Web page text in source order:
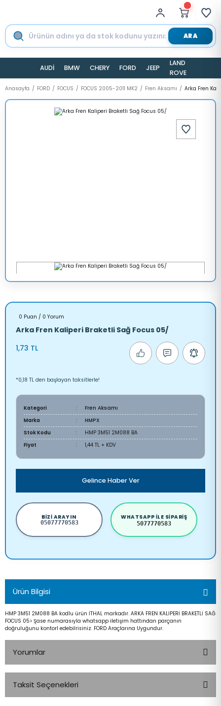
ARA
AUDİ BMW CHERY FORD JEEP
LAND
ROVER
Anasayfa FORD FOCUS FOCUS 2005-2011 MK2 Fren Aksamı Arka Fren
0 Puan / 0 Yorum
Arka Fren Kaliperi Braketli Sağ Focus 05/
1,73 TL
*0,18 TL den başlayan taksitlerle!
Kategori
Fren Aksamı
Marka
HMPX
Stok Kodu
HMP 3M51 2M088 BA
Fiyat
1,44 TL + KDV
Gelince Haber Ver
BIZI ARAYIN
05077770583
WHATSAPP ILE SIPARIŞ
5077770583
Ürün Bilgisi
HMP 3M51 2M088 BA kodlu ürün İTHAL markadır. ARKA FREN KALİPERİ BRAKETLİ SAĞ
FOCUS 05> Şase numarasıyla whatsapp iletişim hattından parçanın
doğruluğunu kontorl edebilrisiniz. FORD Araçlarına Uygundur.
Yorumlar
Taksit Seçenekleri